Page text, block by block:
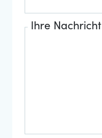
Ihre Nachricht